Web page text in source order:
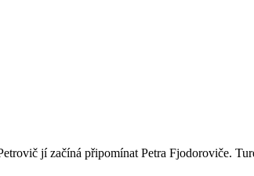
jí začíná připomínat Petra Fjodoroviče.